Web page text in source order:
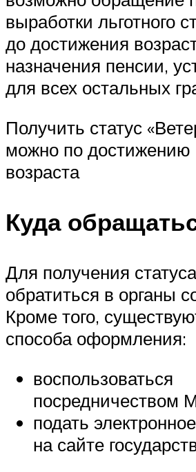
выработки льготного
до достижения
назначения пенсии,
для всех остальных
Получить статус
можно по достижению
возраста
Куда
Для получения
обратиться в органы
Кроме того,
способа оформления:
воспользоваться
посредничеством
подать
на сайте